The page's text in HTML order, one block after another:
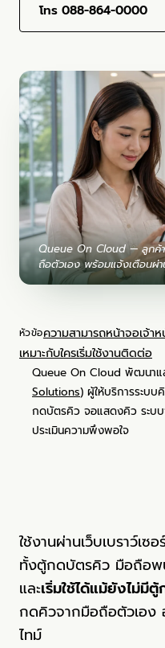
โทร 088-864-0000
Queue On Cloud — ลูกค้า
ถือตัวเอง พร้อมแจ้งเตือนผ่า
หัวข้อความสามารถหน้าจอเจ้า
เหมาะกับใครเริ่มใช้งานติดต่อ
Queue On Cloud พัฒนาแ
Solutions) ผู้ให้บริการระบ
กดบัตรคิว จอแสดงคิว ระบบ
ประเมินความพึงพอใจ
ใช้งานผ่านเว็บเบราว์เ
ทั้งตู้กดบัตรคิว มือถือ
และเริ่มใช้ได้แม้ยังไม่มี
กดคิวจากมือถือตัวเอง
ไทม์